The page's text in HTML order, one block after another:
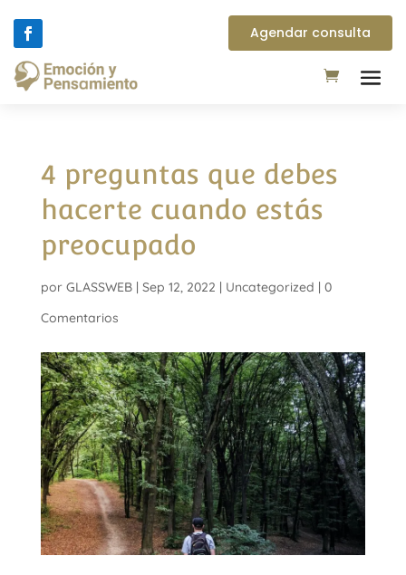
Agendar consulta
4 preguntas que debes
hacerte cuando estás
preocupado
por GLASSWEB| Sep 12, 2022 | Uncategorized | 0
Comentarios